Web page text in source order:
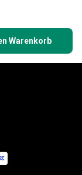
Warenkorb